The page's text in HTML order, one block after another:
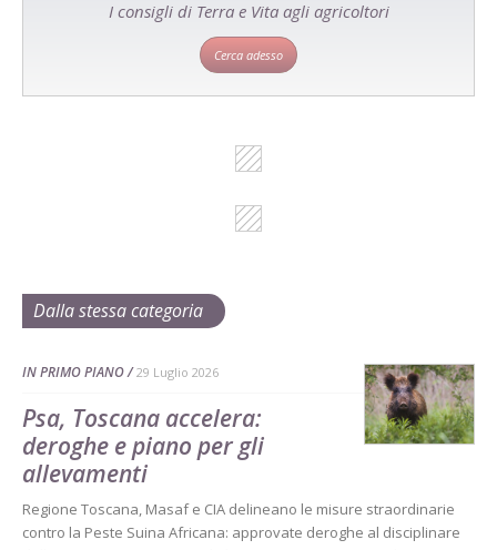
I consigli di Terra e Vita agli agricoltori
Cerca adesso
Dalla stessa categoria
IN PRIMO PIANO 29 Luglio 2026
Psa, Toscana accelera:
deroghe e piano per gli
allevamenti
Regione Toscana, Masaf e CIA delineano le misure straordinarie
contro la Peste Suina Africana: approvate deroghe al disciplinare